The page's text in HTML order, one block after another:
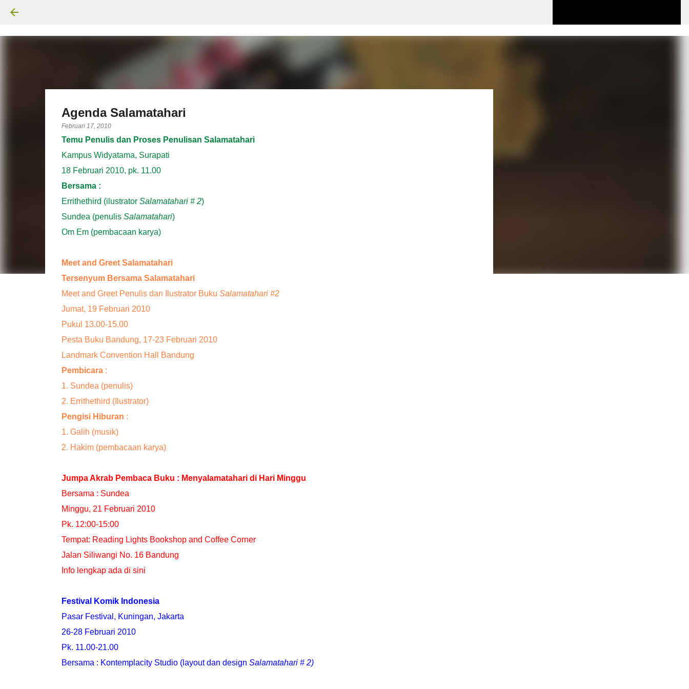
Agenda Salamatahari
Februari 17, 2010
Temu Penulis dan Proses Penulisan Salamatahari
Kampus Widyatama, Surapati
18 Februari 2010, pk. 11.00
Bersama :
Errithethird (ilustrator Salamatahari # 2)
Sundea (penulis Salamatahari)
Om Em (pembacaan karya)
Meet and Greet Salamatahari
Tersenyum Bersama Salamatahari
Meet and Greet Penulis dan Ilustrator Buku Salamatahari #2
Jumat, 19 Februari 2010
Pukul 13.00-15.00
Pesta Buku Bandung, 17-23 Februari 2010
Landmark Convention Hall Bandung
Pembicara :
1. Sundea (penulis)
2. Errithethird (Ilustrator)
Pengisi Hiburan :
1. Galih (musik)
2. Hakim (pembacaan karya)
Jumpa Akrab Pembaca Buku : Menyalamatahari di Hari Minggu
Bersama : Sundea
Minggu, 21 Februari 2010
Pk. 12:00-15:00
Tempat: Reading Lights Bookshop and Coffee Corner
Jalan Siliwangi No. 16 Bandung
Info lengkap ada di sini
Festival Komik Indonesia
Pasar Festival, Kuningan, Jakarta
26-28 Februari 2010
Pk. 11.00-21.00
Bersama : Kontemplacity Studio (layout dan design Salamatahari # 2)